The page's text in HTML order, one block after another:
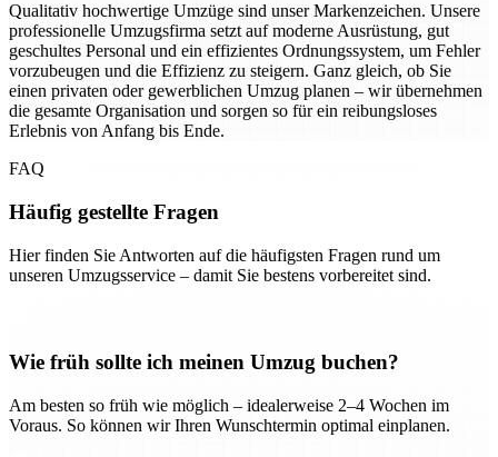
Qualitativ hochwertige Umzüge sind unser Markenzeichen. Unsere
professionelle Umzugsfirma setzt auf moderne Ausrüstung, gut
geschultes Personal und ein effizientes Ordnungssystem, um Fehler
vorzubeugen und die Effizienz zu steigern. Ganz gleich, ob Sie
einen privaten oder gewerblichen Umzug planen – wir übernehmen
die gesamte Organisation und sorgen so für ein reibungsloses
Erlebnis von Anfang bis Ende.
FAQ
Häufig gestellte Fragen
Hier finden Sie Antworten auf die häufigsten Fragen rund um
unseren Umzugsservice – damit Sie bestens vorbereitet sind.
Wie früh sollte ich meinen Umzug buchen?
Am besten so früh wie möglich – idealerweise 2–4 Wochen im
Voraus. So können wir Ihren Wunschtermin optimal einplanen.